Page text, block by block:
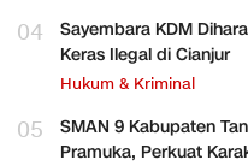
04
Sayembara KDM
Keras Ilegal di Cianjur
Hukum & Kriminal
05
SMAN 9 Kabupaten
Pramuka, Perkuat